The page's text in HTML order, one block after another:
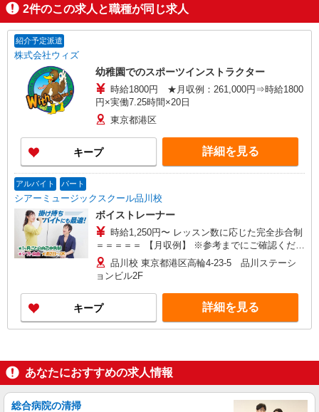
2件のこの求人と職種が同じ求人
紹介予定派遣
株式会社ウィズ
幼稚園でのスポーツインストラクター
時給1800円 ★月収例：261,000円⇒時給1800
円×実働7.25時間×20日
東京都港区
キープ 詳細を見る
アルバイト パート
シアーミュージックスクール品川校
ボイストレーナー
時給1,250円〜 レッスン数に応じた完全歩合制
＝＝＝＝＝ 【月収例】 ※参考までにご確認くださ
い。 ＝＝＝＝＝ ◆平日の別のお仕事と両立するA
さん：52,500円 平日2日夜間に4コマ（合計実働
4.5時間）で週3日（月12日）勤務した場合 ◆土日
のみ勤務するBさん：60,000円 1日8コマ（合計
実働6時間）で週2日（月8日）勤務した場合 ＝＝
している講師もいらっしゃいます！ ＝＝＝＝＝
品川校 東京都港区高輪4-23-5 品川ステーシ
ョンビル2F
キープ 詳細を見る
あなたにおすすめの求人情報
総合病院の清掃